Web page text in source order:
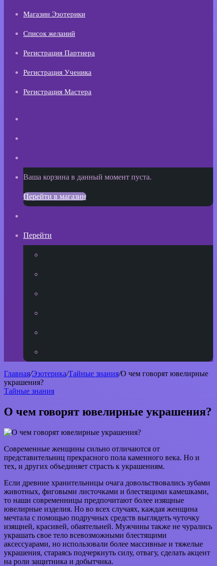
Магазин Эзотерики
Список желаний
Регистрация Партнера
Регистрация Ученика
Регистрация Мастера
Просмотреть
корзину
Ваша корзина в данный момент пуста.
Перейти в магазин
Перейти
Главная/Эзотерика/Тайные знания/О чем говорят ювелирные
украшения?
Тайные знания
О чем говорят ювелирные украшения?
Современные женщины сильно отличаются от
представительниц прекрасного пола каменного века. Но и
тех, и других объединяет страсть к украшениям.
Если древние хранительницы очага довольствовались зубами
животных, фиговыми листочками и блестящими камешками,
то наши современницы предпочитают более изящные
ювелирные изделия. Но во всех случаях, каждая женщина
мечтала с помощью подручных средств выглядеть чуточку
изящней, красивей, обаятельней. Мужчины также не чурались
украшать свое тело всевозможными блестящими
аксессуарами, но использовали более массивные и тяжелые
украшения, стараясь подчеркнуть силу, отвагу, сделать акцент
на роли защитника и добытчика.